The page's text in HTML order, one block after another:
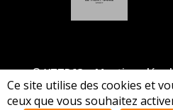
© XTTR63 –Mentions
Ce site utilise des cookies et
ceux que vous souhaitez